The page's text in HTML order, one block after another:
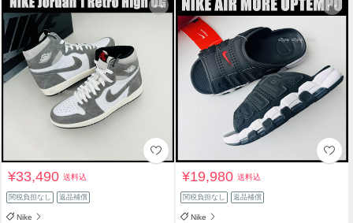
¥33,490送料込
関税負担なし 返品補償
Nike
¥19,980送料込
関税負担なし 返品補償
Nike